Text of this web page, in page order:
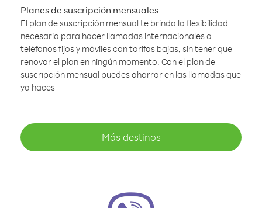
Planes de suscripción mensuales
El plan de suscripción mensual te brinda la flexibilidad
necesaria para hacer llamadas internacionales a
teléfonos fijos y móviles con tarifas bajas, sin tener que
renovar el plan en ningún momento. Con el plan de
suscripción mensual puedes ahorrar en las llamadas que
ya haces
Más destinos